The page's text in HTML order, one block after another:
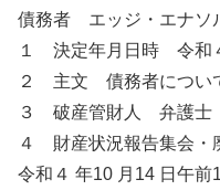
債務者 エッジ・エナソ
１ 決定年月日時 令和
２ 主文 債務者につい
３ 破産管財人 弁護
４ 財産状況報告集会・
令和４ 年10 月14 日午前